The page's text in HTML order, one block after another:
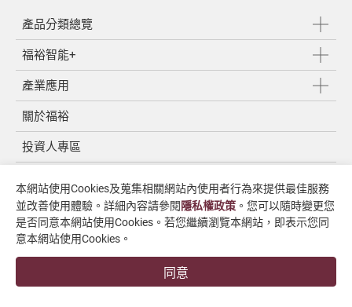
產品分類總覽
福裕智能+
產業應用
關於福裕
投資人專區
聯絡我們
支援中心
overseas1@chevalier.com.tw
本網站使用Cookies及蒐集相關網站內使用者行為來提供最佳服務
並改善使用體驗。詳細內容請參閱 隱私權政策 。您可以隨時變更您
是否同意本網站使用Cookies。若您繼續瀏覽本網站，即表示您同
意本網站使用Cookies。
同意